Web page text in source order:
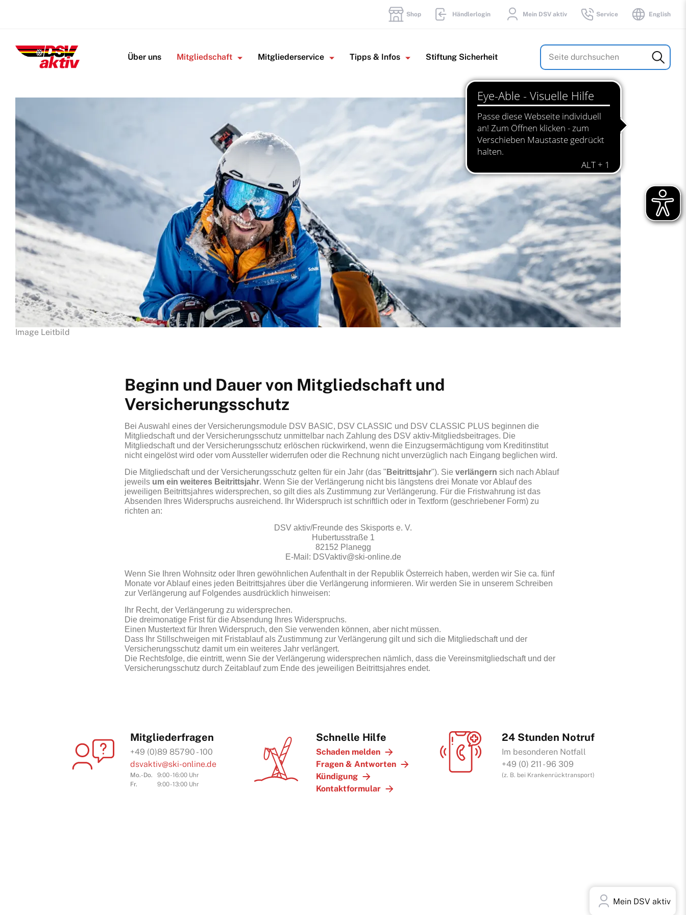
Shop Händlerlogin Mein DSV aktiv Service English
Image Leitbild
Beginn und Dauer von Mitgliedschaft und
Versicherungsschutz
Bei Auswahl eines der Versicherungsmodule DSV BASIC, DSV CLASSIC und DSV CLASSIC PLUS beginnen die
Mitgliedschaft und der Versicherungsschutz unmittelbar nach Zahlung des DSV aktiv-Mitgliedsbeitrages. Die
Mitgliedschaft und der Versicherungsschutz erlöschen rückwirkend, wenn die Einzugsermächtigung vom Kreditinstitut
nicht eingelöst wird oder vom Aussteller widerrufen oder die Rechnung nicht unverzüglich nach Eingang beglichen wird.
Die Mitgliedschaft und der Versicherungsschutz gelten für ein Jahr (das " Beitrittsjahr"). Sie verlängern sich nach Ablauf
jeweils um ein weiteres Beitrittsjahr. Wenn Sie der Verlängerung nicht bis längstens drei Monate vor Ablauf des
jeweiligen Beitrittsjahres widersprechen, so gilt dies als Zustimmung zur Verlängerung. Für die Fristwahrung ist das
Absenden Ihres Widerspruchs ausreichend. Ihr Widerspruch ist schriftlich oder in Textform (geschriebener Form) zu
richten an:
DSV aktiv/Freunde des Skisports e. V.
Hubertusstraße 1
82152 Planegg
E-Mail: DSVaktiv@ski-online.de
Wenn Sie Ihren Wohnsitz oder Ihren gewöhnlichen Aufenthalt in der Republik Österreich haben, werden wir Sie ca. fünf
Monate vor Ablauf eines jeden Beitrittsjahres über die Verlängerung informieren. Wir werden Sie in unserem Schreiben
zur Verlängerung auf Folgendes ausdrücklich hinweisen:
Ihr Recht, der Verlängerung zu widersprechen.
Die dreimonatige Frist für die Absendung Ihres Widerspruchs.
Einen Mustertext für Ihren Widerspruch, den Sie verwenden können, aber nicht müssen.
Dass Ihr Stillschweigen mit Fristablauf als Zustimmung zur Verlängerung gilt und sich die Mitgliedschaft und der
Versicherungsschutz damit um ein weiteres Jahr verlängert.
Die Rechtsfolge, die eintritt, wenn Sie der Verlängerung widersprechen nämlich, dass die Vereinsmitgliedschaft und der
Versicherungsschutz durch Zeitablauf zum Ende des jeweiligen Beitrittsjahres endet.
Mitgliederfragen
+49 (0)89 85790 - 100
dsvaktiv@ski-online.de
Mo.-Do.
9:00 - 16:00 Uhr
Fr.
9:00 - 13:00 Uhr
Schnelle Hilfe
Schaden melden
Fragen & Antworten
Kündigung
Kontaktformular
24 Stunden Notruf
Im besonderen Notfall
+49 (0) 211 - 96 309
(z. B. bei Krankenrücktransport)
Über uns
Mitgliedschaft Mitgliederservice Tipps & Infos Stiftung Sicherheit
Suchbegriffe
Mein DSV aktiv